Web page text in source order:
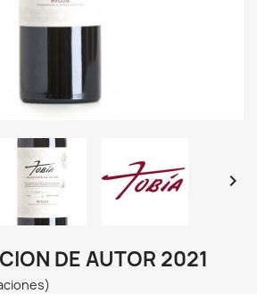

DE AUTOR 2021